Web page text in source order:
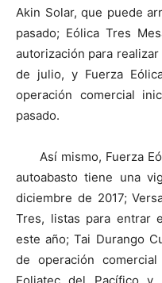
Akin Solar, que puede
pasado; Eólica Tres
autorización para
de julio, y Fuerza
operación comercial
pasado.
Así mismo, Fuerza
autoabasto tiene una
diciembre de 2017;
Tres, listas para entrar
este año; Tai Durango
de operación
Eoliatec del Pacífico